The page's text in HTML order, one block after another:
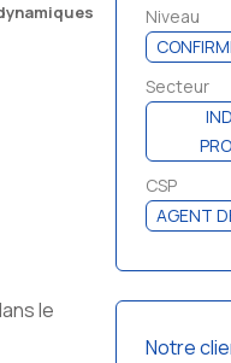
le
Niveau
Secteur
CSP
AGENT
Notre